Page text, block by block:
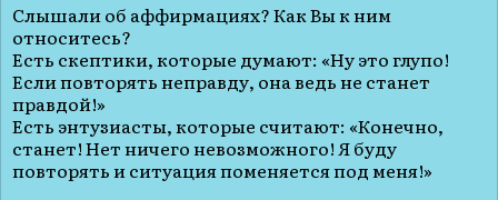
Слышали об аффирмациях? Как Вы к ним
относитесь?
Есть скептики, которые думают: «Ну это глупо!
Если повторять неправду, она ведь не станет
правдой!»
Есть энтузиасты, которые считают: «Конечно,
станет! Нет ничего невозможного! Я буду
повторять и ситуация поменяется под меня!»